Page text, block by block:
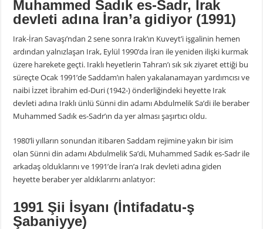
Muhammed Sadık es-Sadr, Irak
devleti adına İran’a gidiyor (1991)
Irak-İran Savaşı’ndan 2 sene sonra Irak’ın Kuveyt’i işgalinin hemen
ardından yalnızlaşan Irak, Eylül 1990’da İran ile yeniden ilişki kurmak
üzere harekete geçti. Iraklı heyetlerin Tahran’ı sık sık ziyaret ettiği bu
süreçte Ocak 1991’de Saddam’ın halen yakalanamayan yardımcısı ve
naibi İzzet İbrahim ed-Duri (1942-) önderliğindeki heyette Irak
devleti adına Iraklı ünlü Sünni din adamı Abdulmelik Sa’di ile beraber
Muhammed Sadık es-Sadr’ın da yer alması şaşırtıcı oldu.
1980’li yılların sonundan itibaren Saddam rejimine yakın bir isim
olan Sünni din adamı Abdulmelik Sa’di, Muhammed Sadık es-Sadr ile
arkadaş olduklarını ve 1991’de İran’a Irak devleti adına giden
heyette beraber yer aldıklarırnı anlatıyor:
1991 Şii İsyanı (İntifadatu-ş
Şabaniyye)